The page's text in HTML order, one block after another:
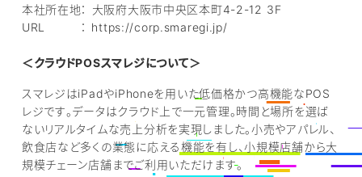
本社所在地： 大阪府大阪市中央区本町4-2-12 3F
URL ： https://corp.smaregi.jp/
＜クラウドPOSスマレジについて＞
スマレジはiPadやiPhoneを用いた低価格かつ高機能なPOS
レジです。データはクラウド上で一元管理。時間と場所を選ば
ないリアルタイムな売上分析を実現しました。小売やアパレル、
飲食店など多くの業態に応える機能を有し、小規模店舗から大
規模チェーン店舗までご利用いただけます。